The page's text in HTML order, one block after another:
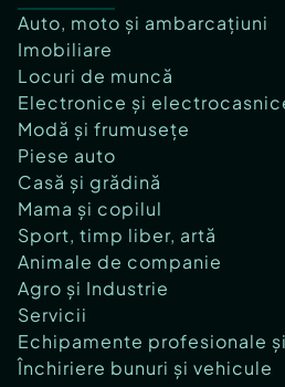
Auto, moto și ambarcațiuni
Imobiliare
Locuri de muncă
Electronice și
Modă și frumusețe
Piese auto
Casă și grădină
Mama și copilul
Sport, timp liber, artă
Animale de companie
Agro și Industrie
Servicii
Echipamente profesionale
Închiriere bunuri și vehicule